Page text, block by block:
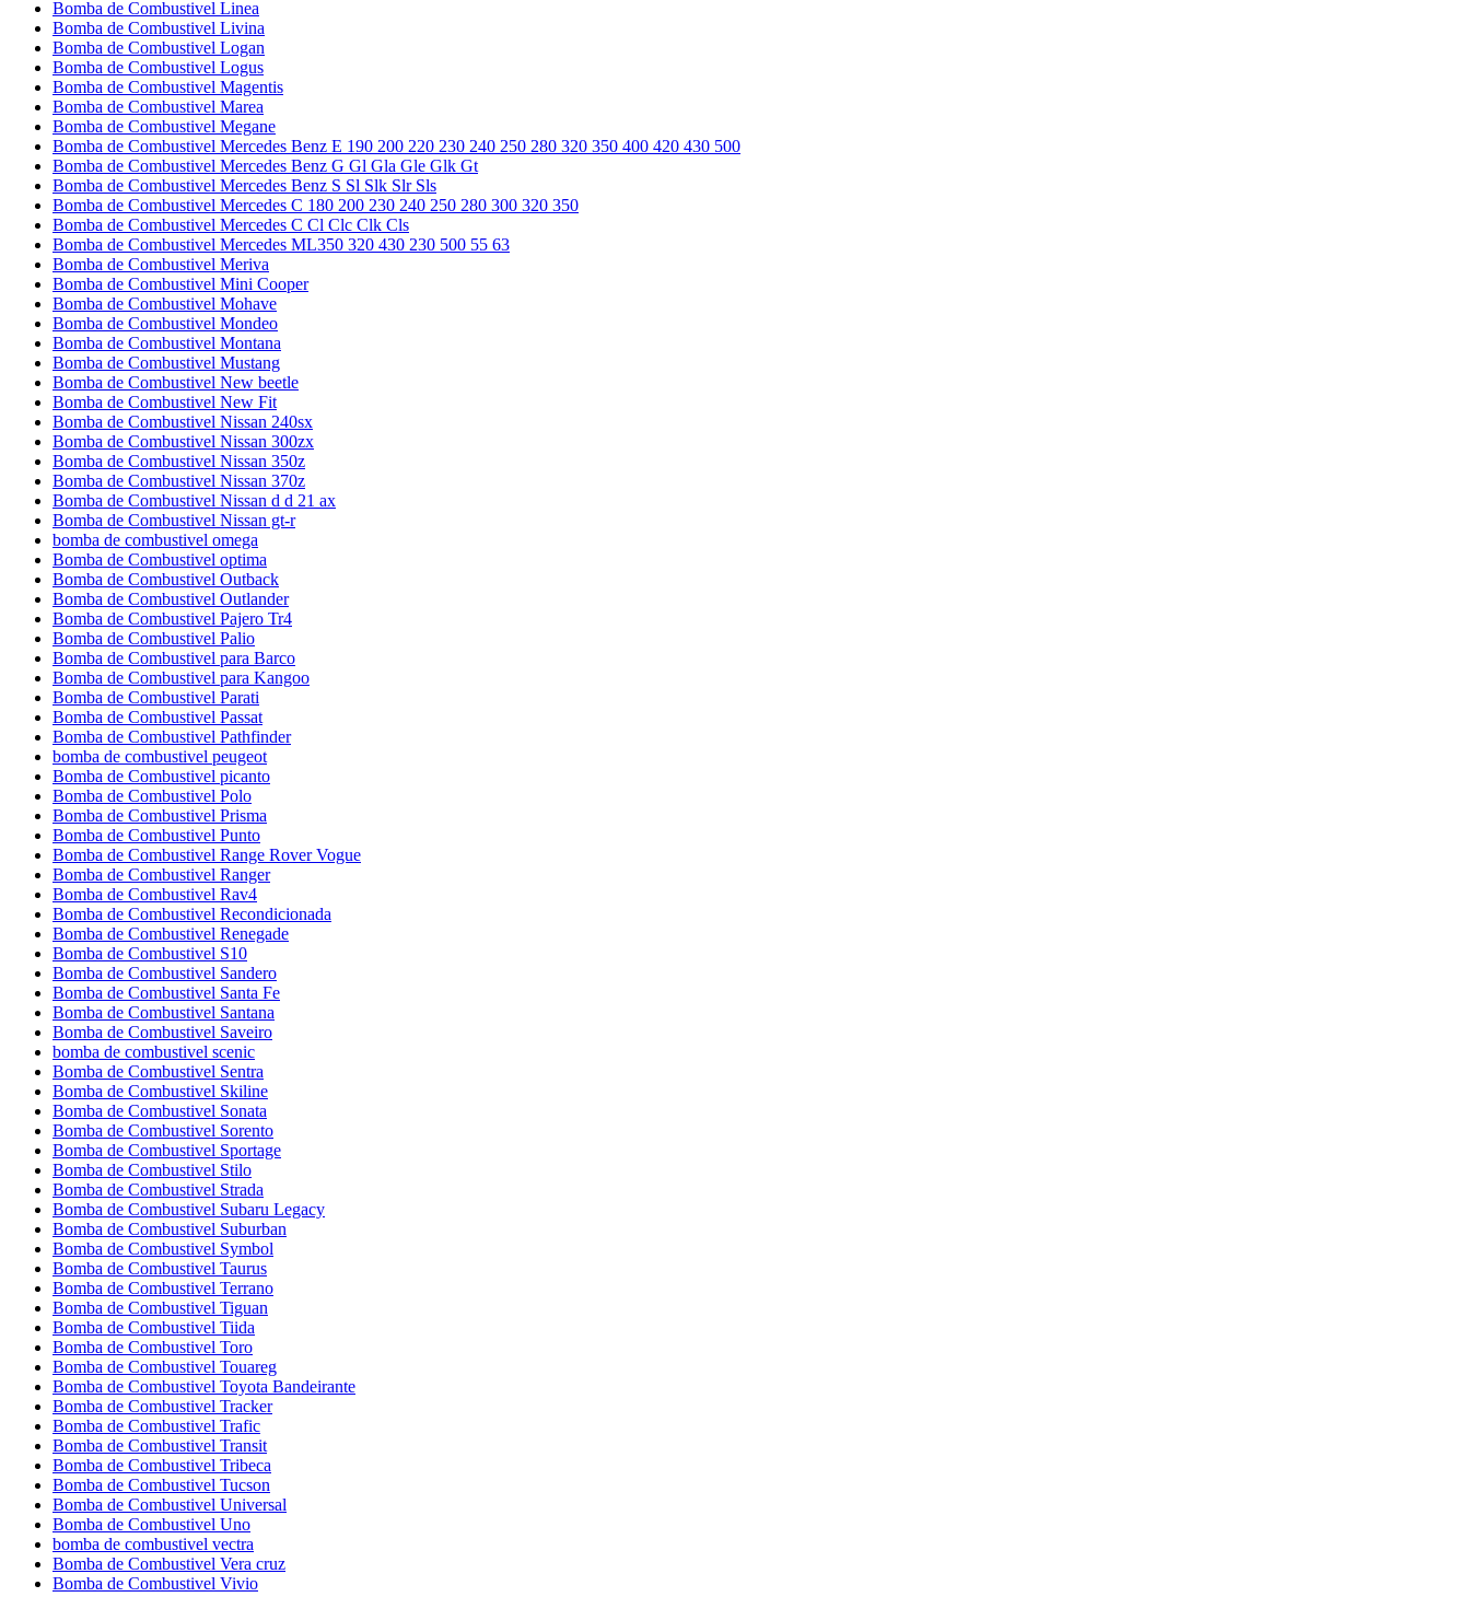
Bomba de Combustivel Linea
Bomba de Combustivel Livina
Bomba de Combustivel Logan
Bomba de Combustivel Logus
Bomba de Combustivel Magentis
Bomba de Combustivel Marea
Bomba de Combustivel Megane
Bomba de Combustivel Mercedes Benz E 190 200 220 230 240 250 280 320 350 400 420 430 500
Bomba de Combustivel Mercedes Benz G Gl Gla Gle Glk Gt
Bomba de Combustivel Mercedes Benz S Sl Slk Slr Sls
Bomba de Combustivel Mercedes C 180 200 230 240 250 280 300 320 350
Bomba de Combustivel Mercedes C Cl Clc Clk Cls
Bomba de Combustivel Mercedes ML350 320 430 230 500 55 63
Bomba de Combustivel Meriva
Bomba de Combustivel Mini Cooper
Bomba de Combustivel Mohave
Bomba de Combustivel Mondeo
Bomba de Combustivel Montana
Bomba de Combustivel Mustang
Bomba de Combustivel New beetle
Bomba de Combustivel New Fit
Bomba de Combustivel Nissan 240sx
Bomba de Combustivel Nissan 300zx
Bomba de Combustivel Nissan 350z
Bomba de Combustivel Nissan 370z
Bomba de Combustivel Nissan d d 21 ax
Bomba de Combustivel Nissan gt-r
bomba de combustivel omega
Bomba de Combustivel optima
Bomba de Combustivel Outback
Bomba de Combustivel Outlander
Bomba de Combustivel Pajero Tr4
Bomba de Combustivel Palio
Bomba de Combustivel para Barco
Bomba de Combustivel para Kangoo
Bomba de Combustivel Parati
Bomba de Combustivel Passat
Bomba de Combustivel Pathfinder
bomba de combustivel peugeot
Bomba de Combustivel picanto
Bomba de Combustivel Polo
Bomba de Combustivel Prisma
Bomba de Combustivel Punto
Bomba de Combustivel Range Rover Vogue
Bomba de Combustivel Ranger
Bomba de Combustivel Rav4
Bomba de Combustivel Recondicionada
Bomba de Combustivel Renegade
Bomba de Combustivel S10
Bomba de Combustivel Sandero
Bomba de Combustivel Santa Fe
Bomba de Combustivel Santana
Bomba de Combustivel Saveiro
bomba de combustivel scenic
Bomba de Combustivel Sentra
Bomba de Combustivel Skiline
Bomba de Combustivel Sonata
Bomba de Combustivel Sorento
Bomba de Combustivel Sportage
Bomba de Combustivel Stilo
Bomba de Combustivel Strada
Bomba de Combustivel Subaru Legacy
Bomba de Combustivel Suburban
Bomba de Combustivel Symbol
Bomba de Combustivel Taurus
Bomba de Combustivel Terrano
Bomba de Combustivel Tiguan
Bomba de Combustivel Tiida
Bomba de Combustivel Toro
Bomba de Combustivel Touareg
Bomba de Combustivel Toyota Bandeirante
Bomba de Combustivel Tracker
Bomba de Combustivel Trafic
Bomba de Combustivel Transit
Bomba de Combustivel Tribeca
Bomba de Combustivel Tucson
Bomba de Combustivel Universal
Bomba de Combustivel Uno
bomba de combustivel vectra
Bomba de Combustivel Vera cruz
Bomba de Combustivel Vivio